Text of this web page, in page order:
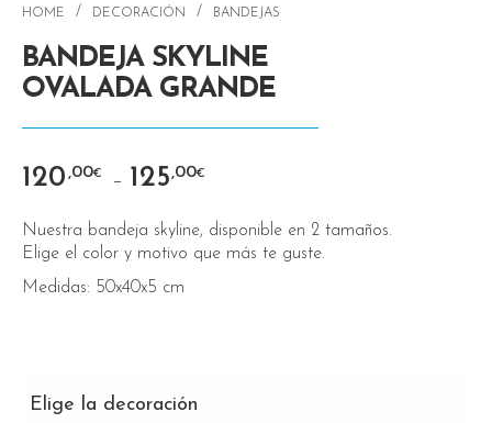
HOME / DECORACIÓN / BANDEJAS
BANDEJA SKYLINE
OVALADA GRANDE
120 ,00€ – 125,00€
Nuestra bandeja skyline, disponible en 2 tamaños.
Elige el color y motivo que más te guste.
Medidas: 50x40x5 cm
Elige la decoración